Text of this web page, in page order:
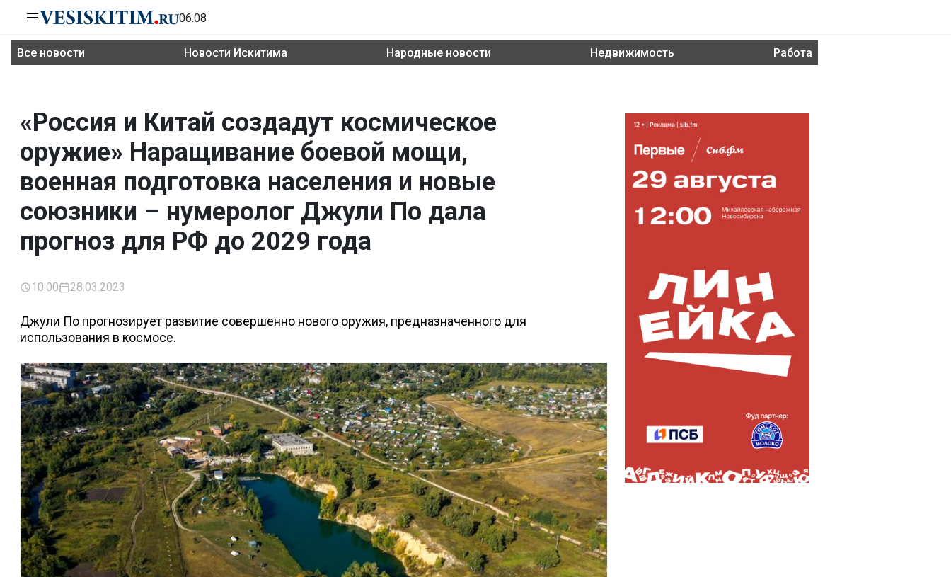
06.08
Все новости Новости Искитима Народные новости Недвижимость Работа
«Россия и Китай создадут космическое
оружие» Наращивание боевой мощи,
военная подготовка населения и новые
союзники – нумеролог Джули По дала
прогноз для РФ до 2029 года
10:00 28.03.2023
Джули По прогнозирует развитие совершенно нового оружия, предназначенного для
использования в космосе.